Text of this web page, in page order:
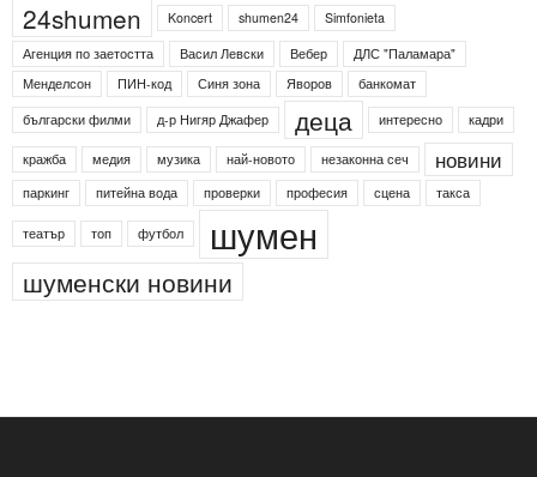
24shumen Koncert shumen24
Simfonieta
Агенция по заетостта
Васил Левски Вебер
ДЛС "Паламара"
Менделсон
ПИН-код Синя зона Яворов
банкомат
български филми
д-р Нигяр Джафер деца интересно кадри
кражба медия музика най-новото незаконна сеч новини
паркинг питейна вода проверки професия сцена такса
театър топ футбол шумен
шуменски новини